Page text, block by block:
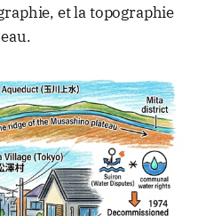
et la topographie